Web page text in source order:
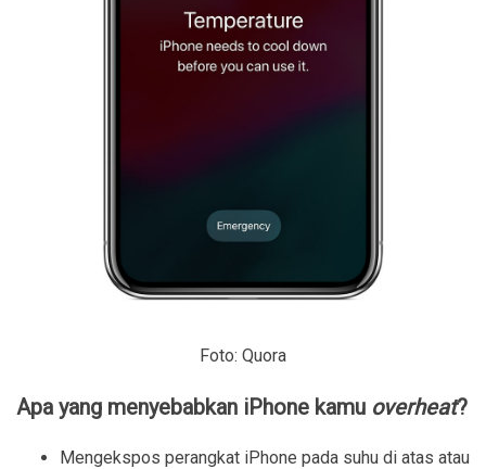
Foto: Quora
Apa yang menyebabkan iPhone kamu overheat?
Mengekspos perangkat iPhone pada suhu di atas atau